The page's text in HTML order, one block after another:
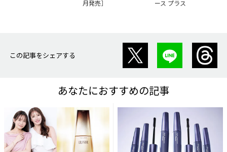
月発売］
ース プラス
この記事をシェアする
あなたにおすすめの記事